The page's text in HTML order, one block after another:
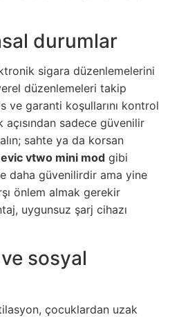
durumlar
sigara düzenlemelerini
yerel düzenlemeleri takip
ve garanti koşullarını kontrol
sadece güvenilir
sahte ya da korsan
evic vtwo mini mod gibi
daha güvenilirdir ama yine
önlem almak gerekir
uygunsuz şarj cihazı
sosyal
çocuklardan uzak